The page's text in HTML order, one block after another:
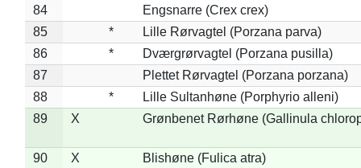
84
Engsnarre (Crex crex)
85
*
Lille Rørvagtel (Porzana parva)
86
*
Dværgrørvagtel (Porzana pusilla)
87
Plettet Rørvagtel (Porzana porzana)
88
*
Lille Sultanhøne (Porphyrio alleni)
89
X Grønbenet Rørhøne (Gallinula
90 X
Blishøne (Fulica atra)